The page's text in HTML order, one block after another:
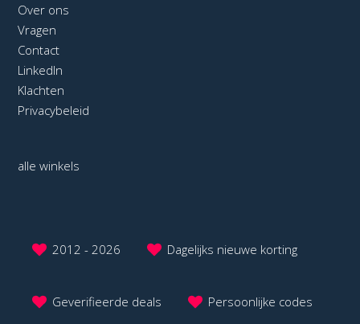
Over ons
Vragen
Contact
LinkedIn
Klachten
Privacybeleid
alle winkels
2012 - 2026 Dagelijks nieuwe korting
Geverifieerde deals Persoonlijke codes